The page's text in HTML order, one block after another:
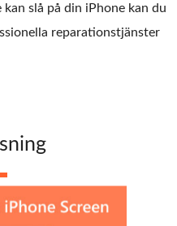
slå på din iPhone kan du
reparationstjänster